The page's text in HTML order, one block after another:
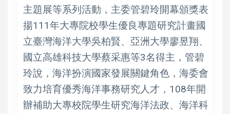
主題展等系列活動，主委管碧玲開幕頒獎表
揚111年大專院校學生優良專題研究計畫國
立臺灣海洋大學吳柏賢、亞洲大學廖昱翔、
國立高雄科技大學蔡采惠等3名得主，管碧
玲說，海洋扮演國家發展關鍵角色，海委會
致力培育優秀海洋事務研究人才，108年開
辦補助大專校院學生研究海洋法政、海洋科